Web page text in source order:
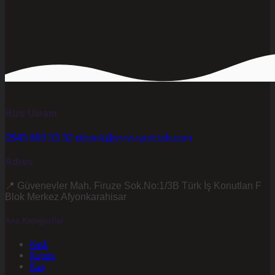
Bize Ulaşın
0543 603 33 30 destek@vizvizpetclub.com
Adres
📍 Güvenevler Mah. Firuze Sok.No:1/3B Türk İş Konutları F
Blok Merkez Afyonkarahisar
Ana Kategoriler
Kedi
Köpek
Kuş